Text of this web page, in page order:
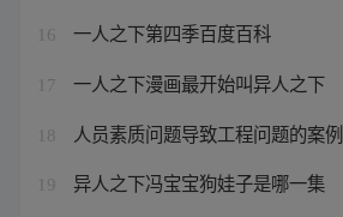
16 一人之下第四季百度百科
17 一人之下漫画最开始叫异人之下
18 人员素质问题导致工程问题的案例
19 异人之下冯宝宝狗娃子是哪一集